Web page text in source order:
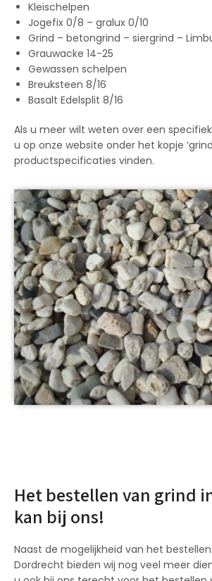
Kleischelpen
Jogefix 0/8 – gralux 0/10
Grind – betongrind – siergrind –
Grauwacke 14-25
Gewassen schelpen
Breuksteen 8/16
Basalt Edelsplit 8/16
Als u meer wilt weten over een
u op onze website onder het kopje
productspecificaties vinden.
Het bestellen van grind
kan bij ons!
Naast de mogelijkheid van het
Dordrecht bieden wij nog veel meer